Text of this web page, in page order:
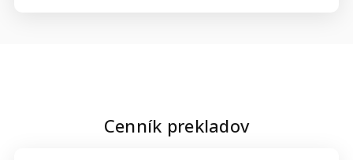
Cenník prekladov